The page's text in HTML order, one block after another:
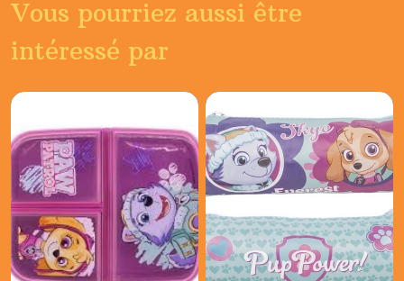
Vous pourriez aussi être
intéressé par